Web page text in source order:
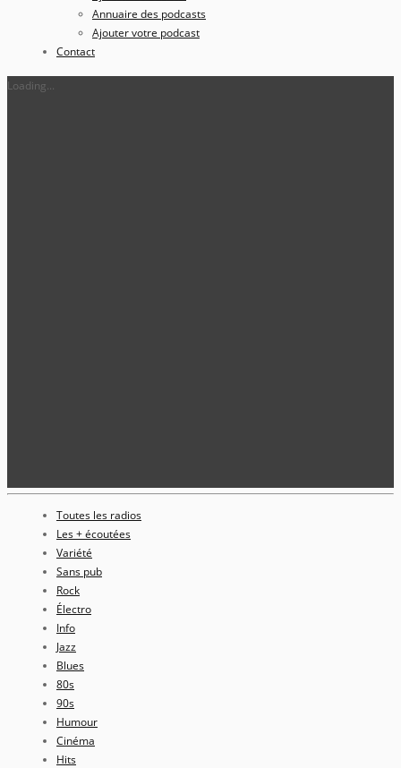
Annuaire des podcasts
Ajouter votre podcast
Contact
Loading...
Toutes les radios
Les + écoutées
Variété
Sans pub
Rock
Électro
Info
Jazz
Blues
80s
90s
Humour
Cinéma
Hits